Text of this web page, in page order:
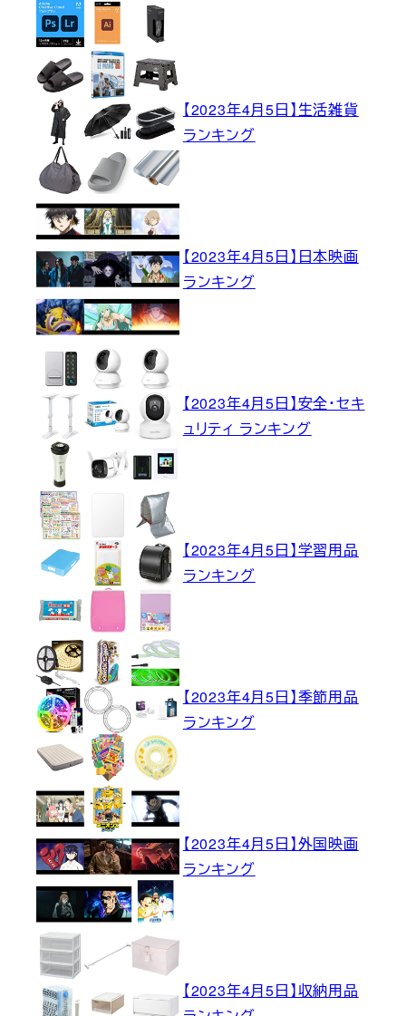
【2023年4月5日】生活雑貨
ランキング
【2023年4月5日】日本映画
ランキング
【2023年4月5日】安全・セキ
ュリティ ランキング
【2023年4月5日】学習用品
ランキング
【2023年4月5日】季節用品
ランキング
【2023年4月5日】外国映画
ランキング
【2023年4月5日】収納用品